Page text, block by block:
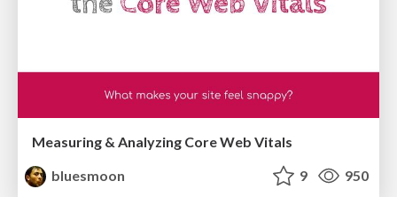
Measuring & Analyzing Core Web Vitals
bluesmoon
9 950